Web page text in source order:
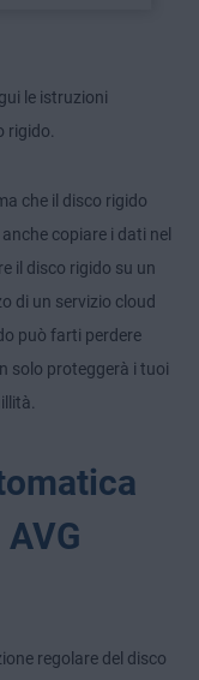
le istruzioni
rigido.
che il disco rigido
copiare i dati nel
il disco rigido su un
di un servizio cloud
può farti perdere
solo proteggerà i tuoi
regolare del disco